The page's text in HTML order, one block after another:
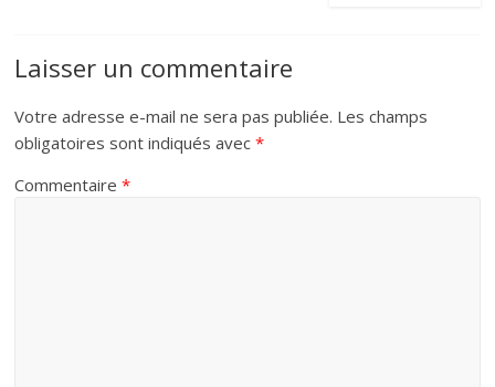
Laisser un commentaire
Votre adresse e-mail ne sera pas publiée. Les champs
obligatoires sont indiqués avec*
Commentaire*